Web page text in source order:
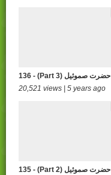
136 - (Part 3) حضرت صموئيل
20,521 views | 5 years ago
135 - (Part 2) حضرت صموئيل